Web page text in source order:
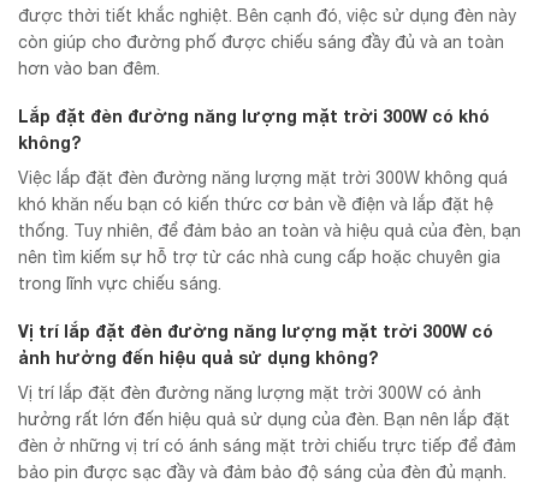
được thời tiết khắc nghiệt. Bên cạnh đó, việc sử dụng đèn này
còn giúp cho đường phố được chiếu sáng đầy đủ và an toàn
hơn vào ban đêm.
Lắp đặt đèn đường năng lượng mặt trời 300W có khó
không?
Việc lắp đặt đèn đường năng lượng mặt trời 300W không quá
khó khăn nếu bạn có kiến thức cơ bản về điện và lắp đặt hệ
thống. Tuy nhiên, để đảm bảo an toàn và hiệu quả của đèn, bạn
nên tìm kiếm sự hỗ trợ từ các nhà cung cấp hoặc chuyên gia
trong lĩnh vực chiếu sáng.
Vị trí lắp đặt đèn đường năng lượng mặt trời 300W có
ảnh hưởng đến hiệu quả sử dụng không?
Vị trí lắp đặt đèn đường năng lượng mặt trời 300W có ảnh
hưởng rất lớn đến hiệu quả sử dụng của đèn. Bạn nên lắp đặt
đèn ở những vị trí có ánh sáng mặt trời chiếu trực tiếp để đảm
bảo pin được sạc đầy và đảm bảo độ sáng của đèn đủ mạnh.